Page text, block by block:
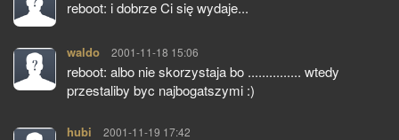
reboot: i dobrze Ci się wydaje...
waldo pisze:
2001-11-18 15:06
reboot: albo nie skorzystaja bo ............... wtedy
przestaliby byc najbogatszymi :)
hubi pisze:
2001-11-19 17:42